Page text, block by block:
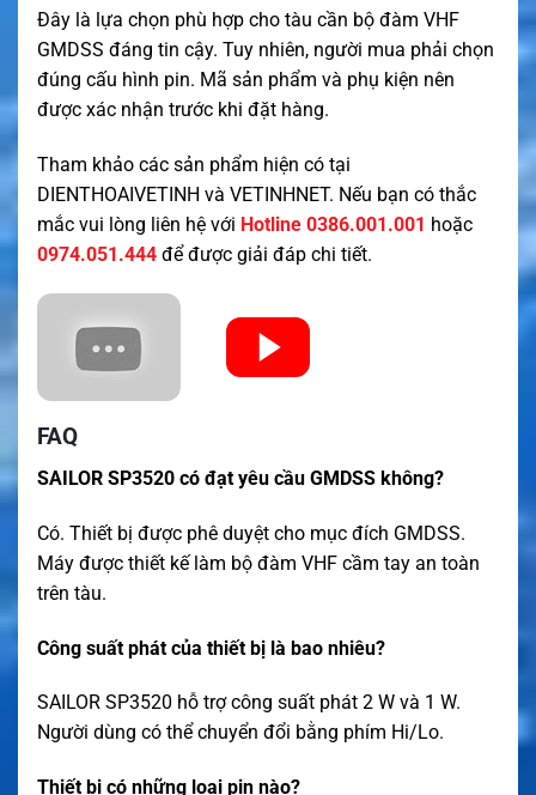
Đây là lựa chọn phù hợp cho tàu cần bộ đàm VHF
GMDSS đáng tin cậy. Tuy nhiên, người mua phải chọn
đúng cấu hình pin. Mã sản phẩm và phụ kiện nên
được xác nhận trước khi đặt hàng.
Tham khảo các sản phẩm hiện có tại
DIENTHOAIVETINH và VETINHNET. Nếu bạn có thắc
mắc vui lòng liên hệ với Hotline 0386.001.001 hoặc
0974.051.444 để được giải đáp chi tiết.
FAQ
SAILOR SP3520 có đạt yêu cầu GMDSS không?
Có. Thiết bị được phê duyệt cho mục đích GMDSS.
Máy được thiết kế làm bộ đàm VHF cầm tay an toàn
trên tàu.
Công suất phát của thiết bị là bao nhiêu?
SAILOR SP3520 hỗ trợ công suất phát 2 W và 1 W.
Người dùng có thể chuyển đổi bằng phím Hi/Lo.
Thiết bị có những loại pin nào?